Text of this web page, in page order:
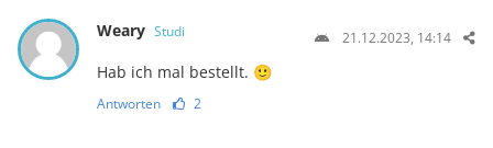
Weary Studi 21.12.2023, 14:14
Hab ich mal bestellt. 🙂
Antworten 2